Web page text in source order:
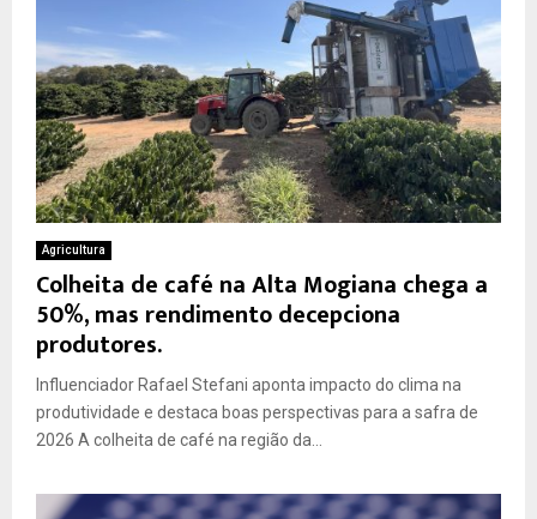
Agricultura
Colheita de café na Alta Mogiana chega a
50%, mas rendimento decepciona
produtores.
Influenciador Rafael Stefani aponta impacto do clima na
produtividade e destaca boas perspectivas para a safra de
2026 A colheita de café na região da...